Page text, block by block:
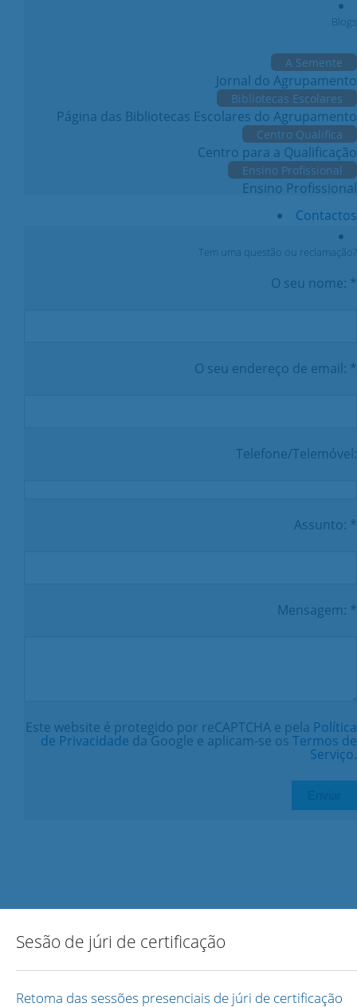
Blogs
A Semente
Jornal do Agrupamento
Bibliotecas Escolares
Página das Bibliotecas Escolares do Agrupamento
Centro Qualifica
Centro para a Qualificação
Ensino Profissional
Ensino Profissional
Contactos
Tem uma questão ou reclamação?
O seu nome: *
O seu endereço de email: *
Telefone/Telemóvel:
Assunto: *
Mensagem: *
Este website é protegido por reCAPTCHA e pela Política
de Privacidade da Google e aplicam-se os Termos de
Serviço.
Sesão de júri de certificação
Retoma das sessões presenciais de júri de certificação